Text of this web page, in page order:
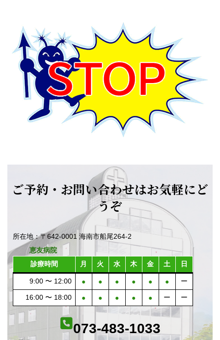
ご予約・お問い合わせはお気軽にど
うぞ
所在地：〒642-0001 海南市船尾264-2
恵友病院
診療時間
月 火 水 木 金 土 日
9:00 〜 12:00 ● ● ● ● ● ● ー
16:00 〜 18:00 ● ● ● ● ● ー ー
073-483-1033